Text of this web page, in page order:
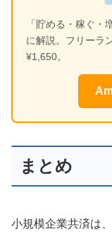
「貯める・稼ぐ
に解説。フリーラ
¥1,650。
まとめ
小規模企業共済は